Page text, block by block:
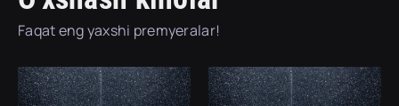
Faqat eng yaxshi premyeralar!